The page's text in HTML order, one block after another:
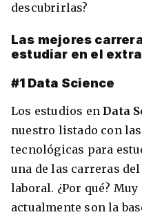
+30 Summer
Melbourne
descubrirlas?
Las mejores
estudiar en el
#1 Data Science
Los estudios enData
nuestro listado con
tecnológicas para
una de las carreras
laboral. ¿Por qué?
actualmente son la